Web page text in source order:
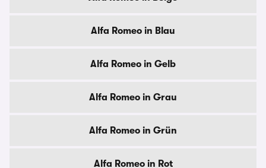
Alfa Romeo in Blau
Alfa Romeo in Gelb
Alfa Romeo in Grau
Alfa Romeo in Grün
Alfa Romeo in Rot